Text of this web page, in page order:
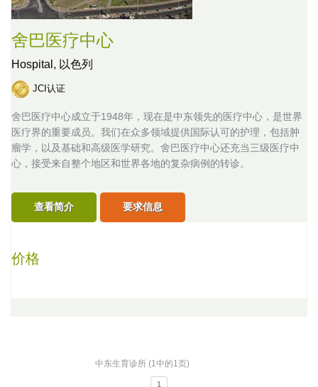
舍巴医疗中心
Hospital, 以色列
JCI认证
舍巴医疗中心成立于1948年，现在是中东领先的医疗中心，是世界
医疗界的重要成员。我们在众多领域提供国际认可的护理，包括肿
瘤学，以及基础和高级医学研究。舍巴医疗中心还充当三级医疗中
心，接受来自整个地区和世界各地的复杂病例的转诊。
查看简介 要求信息
价格
中东生育诊所 (1中的1页)
1